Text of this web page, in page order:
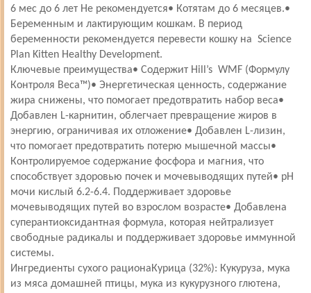
6 мес до 6 лет Не рекомендуется• Котятам до 6 месяцев.•
Беременным и лактирующим кошкам. В период
беременности рекомендуется перевести кошку на Science
Plan Kitten Healthy Development.
Ключевые преимущества• Содержит Hill’s WMF (Формулу
Контроля Веса™)• Энергетическая ценность, содержание
жира снижены, что помогает предотвратить набор веса•
Добавлен L-карнитин, облегчает превращение жиров в
энергию, ограничивая их отложение• Добавлен L-лизин,
что помогает предотвратить потерю мышечной массы•
Контролируемое содержание фосфора и магния, что
способствует здоровью почек и мочевыводящих путей• pH
мочи кислый 6.2-6.4. Поддерживает здоровье
мочевыводящих путей во взрослом возрасте• Добавлена
суперантиоксидантная формула, которая нейтрализует
свободные радикалы и поддерживает здоровье иммунной
системы.
Ингредиенты сухого рационаКурица (32%): Кукуруза, мука
из мяса домашней птицы, мука из кукурузного глютена,